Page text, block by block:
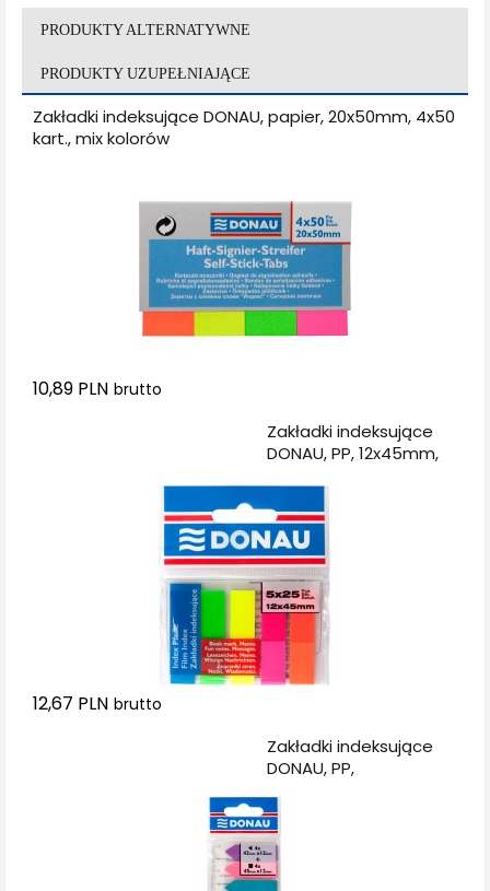
PRODUKTY ALTERNATYWNE
PRODUKTY UZUPEŁNIAJĄCE
Zakładki indeksujące DONAU, papier, 20x50mm, 4x50
kart., mix kolorów
10,89 PLN brutto
Zakładki indeksujące
DONAU, PP, 12x45mm,
12,67 PLN brutto
Zakładki indeksujące
DONAU, PP,
stand. /strzałka,
4x25/4x25 kart., mix
kolorów